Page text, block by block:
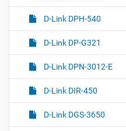
D-Link DPH-540
D-Link DP-G321
D-Link DPN-3012-E
D-Link DIR-450
D-Link DGS-3650